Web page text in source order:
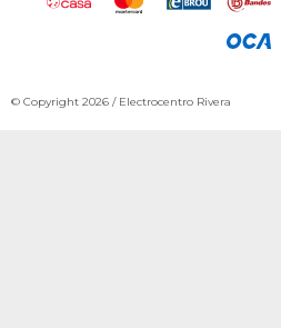
© Copyright 2026 / Electrocentro Rivera